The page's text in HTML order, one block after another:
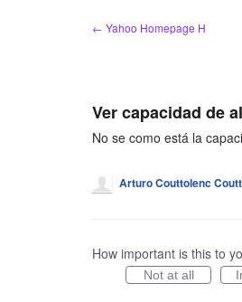
← Yahoo Homepage H
Ver capacidad de
No se como está la
Arturo Couttolenc
How important is this to
Not at all